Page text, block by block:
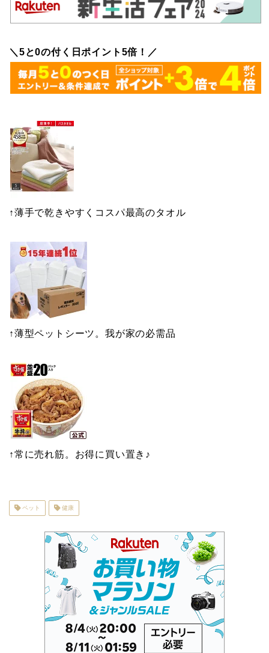
＼5と0の付く日ポイント5倍！／
↑薄手で乾きやすくコスパ最高のタオル
↑薄型ペットシーツ。我が家の必需品
↑常に売れ筋。お得に買い置き♪
ペット 健康